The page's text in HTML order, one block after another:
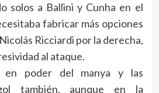
solos a Ballini y Cunha en el
fabricar más opciones
Ricciardi por la derecha,
al ataque.
en poder del manya y las
también, aunque en la